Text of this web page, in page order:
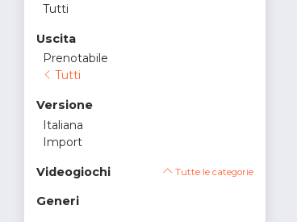
Tutti
Uscita
Prenotabile
Tutti
Versione
Italiana
Import
Videogiochi Tutte le categorie
Generi